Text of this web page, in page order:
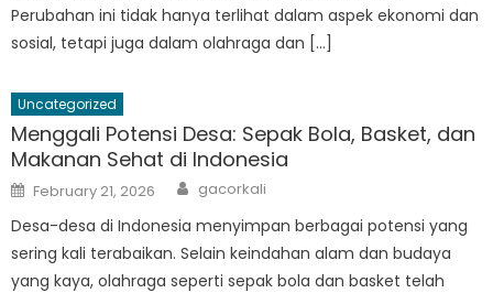
Perubahan ini tidak hanya terlihat dalam aspek ekonomi dan
sosial, tetapi juga dalam olahraga dan […]
Uncategorized
Menggali Potensi Desa: Sepak Bola, Basket, dan
Makanan Sehat di Indonesia
Posted
on
February 21, 2026 Author
gacorkali
Desa-desa di Indonesia menyimpan berbagai potensi yang
sering kali terabaikan. Selain keindahan alam dan budaya
yang kaya, olahraga seperti sepak bola dan basket telah